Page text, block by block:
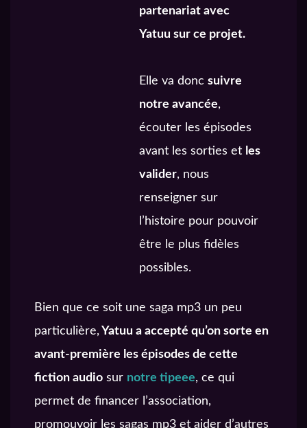
partenariat avec
Yatuu sur ce projet.
Elle va donc suivre
notre avancée,
écouter les épisodes
avant les sorties et les
valider, nous
renseigner sur
l’histoire pour pouvoir
être le plus fidèles
possibles.
Bien que ce soit une saga mp3 un peu
particulière, Yatuu a accepté qu’on sorte en
avant-première les épisodes de cette
fiction audio sur notre tipeee, ce qui
permet de financer l’association,
promouvoir les sagas mp3 et aider d’autres